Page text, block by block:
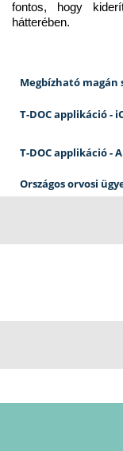
fontos, hogy
hátterében.
Megbízható magán
T-DOC applikáció -
T-DOC applikáció -
Országos orvosi